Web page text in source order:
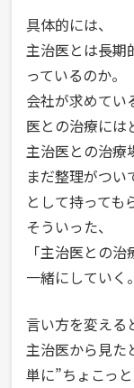
具体的には、
主治医とは長期
っているのか。
会社が求めてい
医との治療には
主治医との治療
まだ整理がつ
として持っても
そういった、
「主治医との
一緒にしていく。
言い方を変える
主治医から見た
単に”ちょこっ